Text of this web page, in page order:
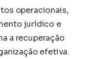
operacionais,
jurídico e
a recuperação
efetiva.